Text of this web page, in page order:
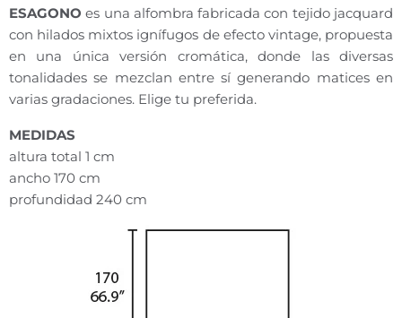
ESAGONO es una alfombra fabricada con tejido jacquard
con hilados mixtos ignífugos de efecto vintage, propuesta
en una única versión cromática, donde las diversas
tonalidades se mezclan entre sí generando matices en
varias gradaciones. Elige tu preferida.
MEDIDAS
altura total 1 cm
ancho 170 cm
profundidad 240 cm